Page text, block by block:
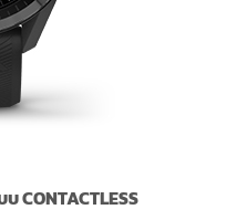
CONTACTLESS